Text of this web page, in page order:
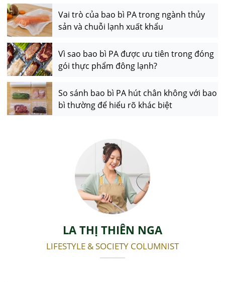
Vai trò của bao bì PA trong ngành thủy
sản và chuỗi lạnh xuất khẩu
Vì sao bao bì PA được ưu tiên trong đóng
gói thực phẩm đông lạnh?
So sánh bao bì PA hút chân không với bao
bì thường để hiểu rõ khác biệt
LA THỊ THIÊN NGA
LIFESTYLE & SOCIETY COLUMNIST